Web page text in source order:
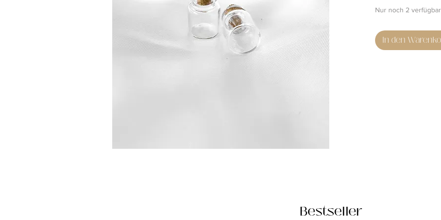
Nur noch 2 verfügbar
In den
Bestseller